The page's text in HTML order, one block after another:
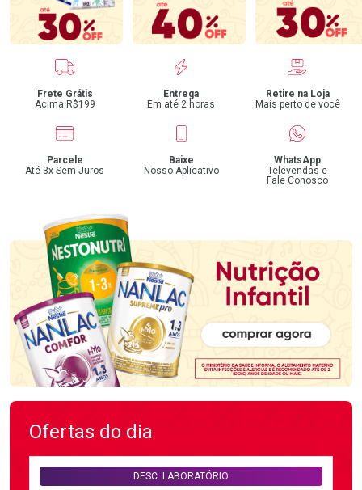
Benefícios
Frete Grátis
Acima R$199
Entrega
Em até 2 horas
Retire na Loja
Mais perto de você
Parcele
Até 3x Sem Juros
Baixe
Nosso Aplicativo
WhatsApp
Televendas e
Fale Conosco
Ofertas do dia
DESC. LABORATÓRIO